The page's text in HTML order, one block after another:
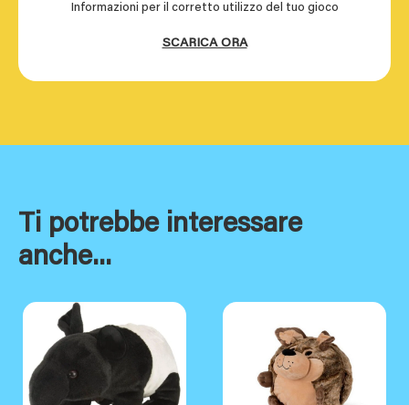
Informazioni per il corretto utilizzo del tuo gioco
SCARICA ORA
Ti potrebbe interessare
anche...